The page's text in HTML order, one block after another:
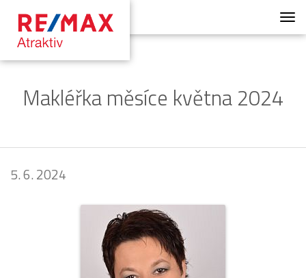
Makléřka měsíce května 2024
5. 6. 2024